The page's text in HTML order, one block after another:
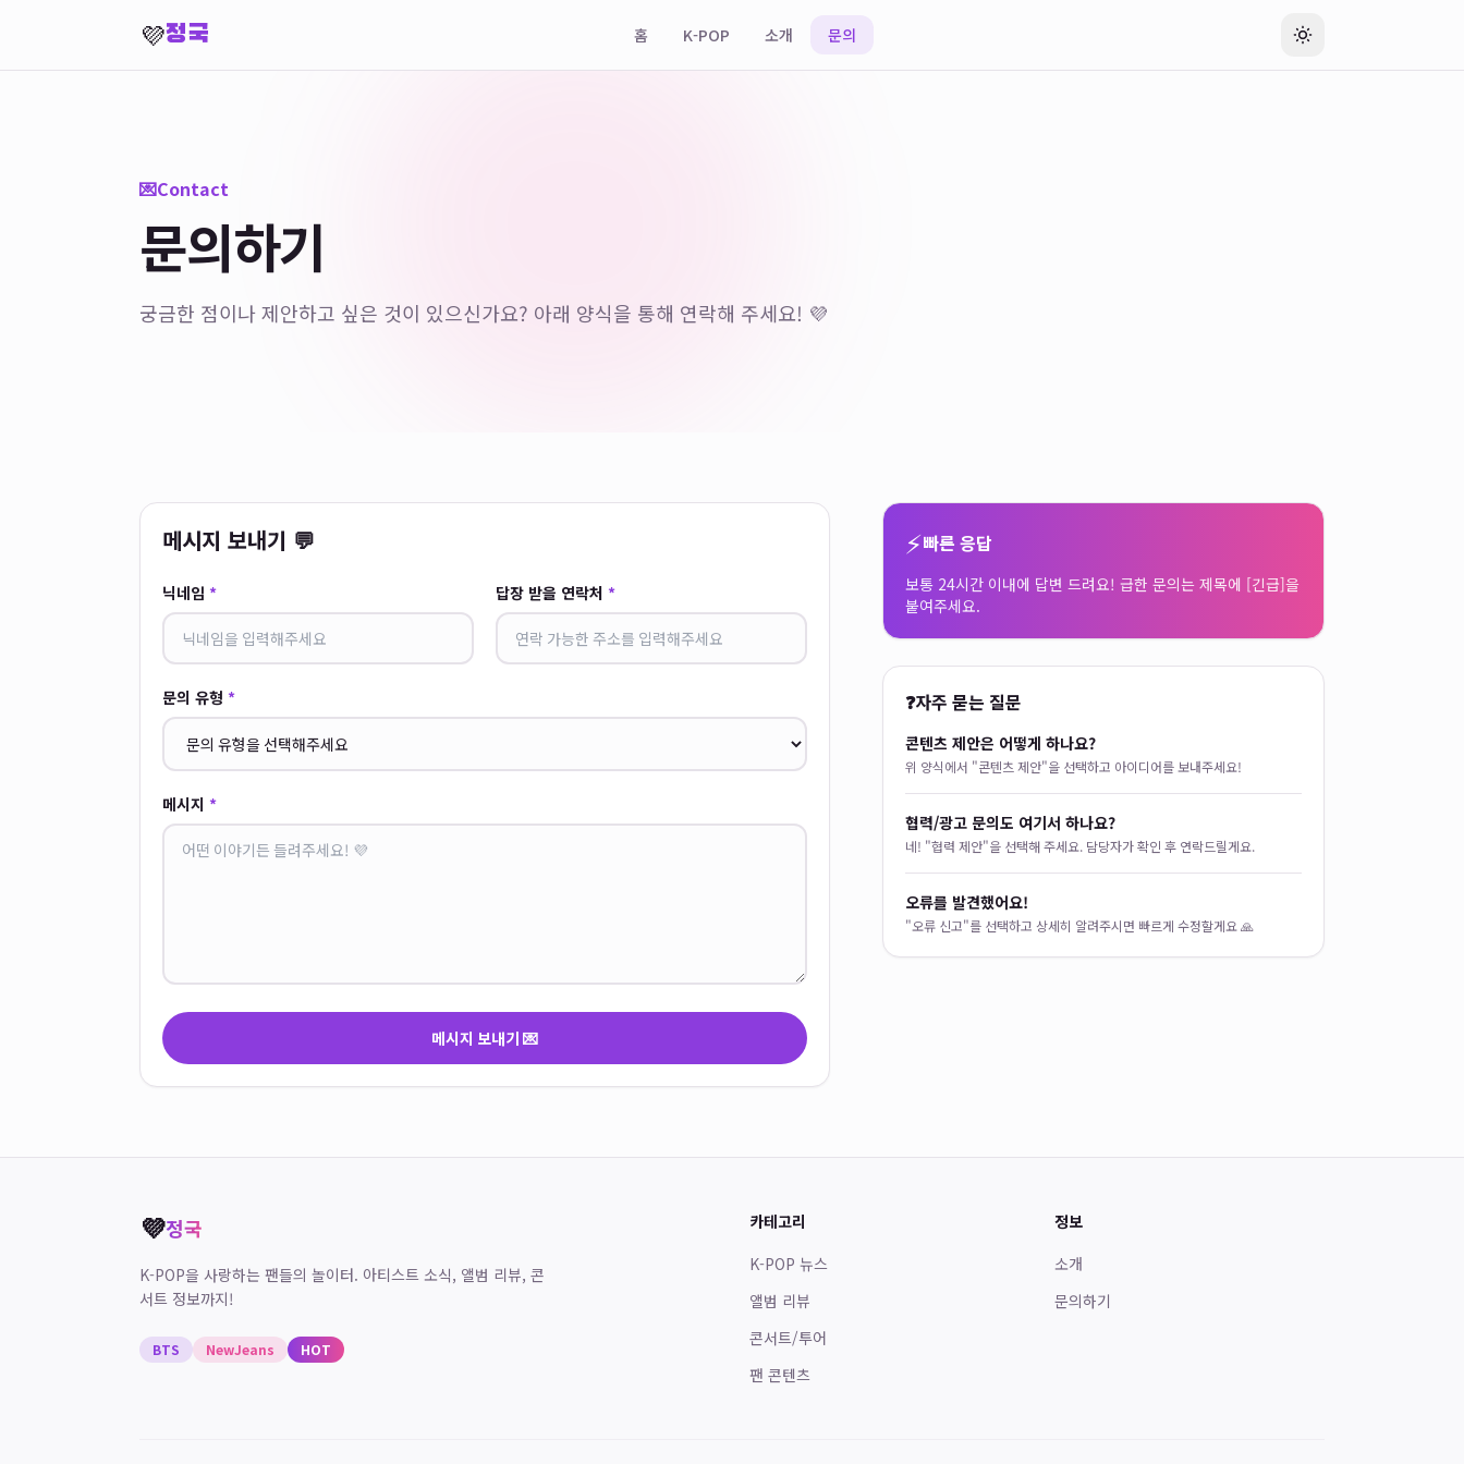
💜정국 홈 K-POP 소개 문의
💌Contact
문의하기
궁금한 점이나 제안하고 싶은 것이 있으신가요? 아래 양식을 통해 연락해 주세요! 💜
메시지 보내기 💬
닉네임 * 답장 받을 연락처 *
문의 유형 *
메시지 *
메시지 보내기 💌
⚡빠른 응답
보통 24시간 이내에 답변 드려요! 급한 문의는 제목에 [긴급]을
붙여주세요.
❓자주 묻는 질문
콘텐츠 제안은 어떻게 하나요?
위 양식에서 "콘텐츠 제안"을 선택하고 아이디어를 보내주세요!
협력/광고 문의도 여기서 하나요?
네! "협력 제안"을 선택해 주세요. 담당자가 확인 후 연락드릴게요.
오류를 발견했어요!
"오류 신고"를 선택하고 상세히 알려주시면 빠르게 수정할게요 🙏
💜정국
K-POP을 사랑하는 팬들의 놀이터. 아티스트 소식, 앨범 리뷰, 콘
서트 정보까지!
BTS NewJeans HOT
카테고리
K-POP 뉴스
앨범 리뷰
콘서트/투어
팬 콘텐츠
정보
소개
문의하기